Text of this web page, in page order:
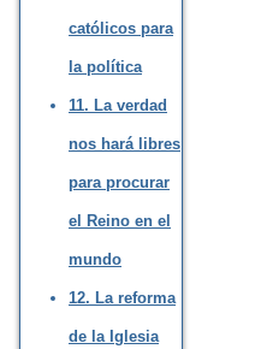
católicos para
la política
11. La verdad
nos hará libres
para procurar
el Reino en el
mundo
12. La reforma
de la Iglesia